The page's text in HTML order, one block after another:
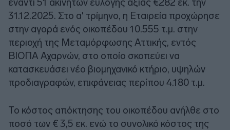
31.12.2025. Στο α' τρίμηνο, η Εταιρεία προχώρησε
στην αγορά ενός οικοπέδου 10.555 τ.μ. στην
περιοχή της Μεταμόρφωσης Αττικής, εντός
ΒΙΟΠΑ Αχαρνών, στο οποίο σκοπεύει να
κατασκευάσει νέο βιομηχανικό κτήριο, υψηλών
προδιαγραφών, επιφάνειας περίπου 4.180 τ.μ.
Το κόστος απόκτησης του οικοπέδου ανήλθε στο
ποσό των € 3,5 εκ. ενώ το συνολικό κόστος της